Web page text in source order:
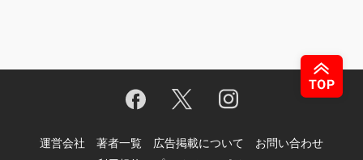
運営会社 著者一覧 広告掲載について
お問い合わせ